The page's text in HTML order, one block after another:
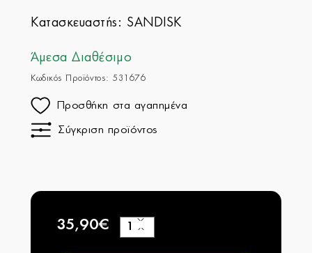
Κατασκευαστής: SANDISK
Άμεσα Διαθέσιμο
Κωδικός Προϊόντος: 531676
Προσθήκη στα αγαπημένα
Σύγκριση προϊόντος
35,90€
−
+